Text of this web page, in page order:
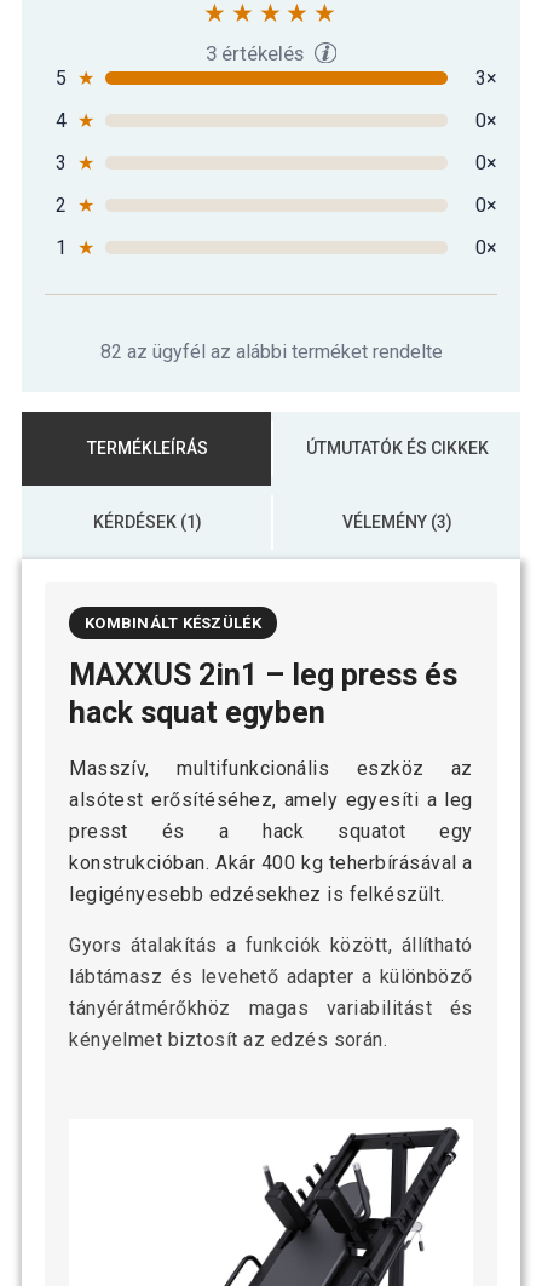
3 értékelés
5 ★
3×
4 ★
0×
3
★
0×
2 ★
0×
1
★ 0×
82 az ügyfél az alábbi terméket rendelte
TERMÉKLEÍRÁS ÚTMUTATÓK ÉS CIKKEK
KÉRDÉSEK (1) VÉLEMÉNY (3)
KOMBINÁLT KÉSZÜLÉK
MAXXUS 2in1 – leg press és
hack squat egyben
Masszív, multifunkcionális eszköz az
alsótest erősítéséhez, amely egyesíti a leg
presst és a hack squatot egy
konstrukcióban. Akár 400 kg teherbírásával a
legigényesebb edzésekhez is felkészült.
Gyors átalakítás a funkciók között, állítható
lábtámasz és levehető adapter a különböző
tányérátmérőkhöz magas variabilitást és
kényelmet biztosít az edzés során.